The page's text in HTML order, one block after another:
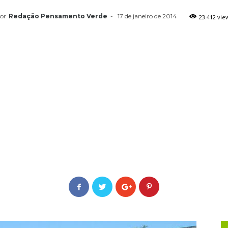
Redação Pensamento Verde - 17 de janeiro de 2014 23.412